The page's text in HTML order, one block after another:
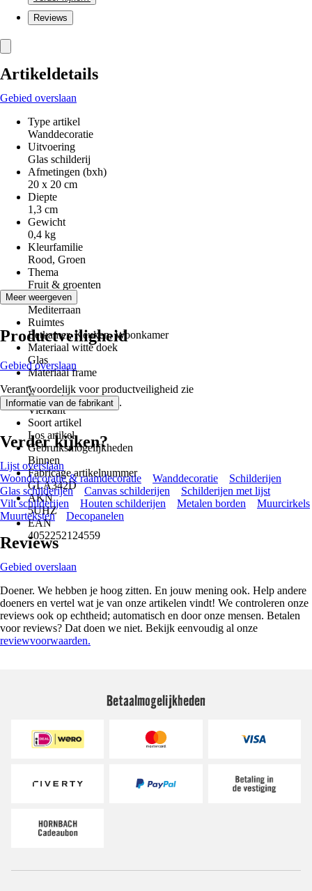
Reviews
Artikeldetails
Gebied overslaan
Type artikel
Wanddecoratie
Uitvoering
Glas schilderij
Afmetingen (bxh)
20 x 20 cm
Diepte
1,3 cm
Gewicht
0,4 kg
Kleurfamilie
Rood, Groen
Thema
Fruit & groenten
Stijl
Mediterraan
Ruimtes
Eetkamer, Keuken, Woonkamer
Materiaal witte doek
Glas
Materiaal frame
-
Formaat
Vierkant
Soort artikel
Los artikel
Gebruiksmogelijkheden
Binnen
Fabricage artikelnummer
GLA342D
AKN
5UHZ
EAN
4052252124559
Meer weergeven
Productveiligheid
Gebied overslaan
Verantwoordelijk voor productveiligheid zie
Informatie van de fabrikant .
Verder kijken?
Lijst overslaan
Woondecoratie & raamdecoratie
Wanddecoratie
Schilderijen
Glas schilderijen
Canvas schilderijen
Schilderijen met lijst
Vilt schilderijen
Houten schilderijen Metalen borden
Muurcirkels
Muurteksten
Decopanelen
Reviews
Gebied overslaan
Doener. We hebben je hoog zitten. En jouw mening ook. Help andere
doeners en vertel wat je van onze artikelen vindt! We controleren onze
reviews ook op echtheid; automatisch en door onze mensen. Betalen
voor reviews? Dat doen we niet. Bekijk eenvoudig al onze
reviewvoorwaarden.
Betaalmogelijkheden